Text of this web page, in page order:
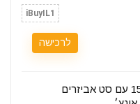
iBuyIL1
לרכישה
טאבלט אנדרואיד 15 עם סט אביזרים